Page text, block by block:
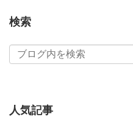
検索
人気記事